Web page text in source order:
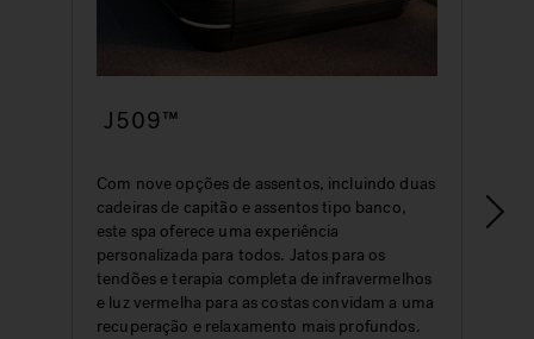
J509™
Com nove opções de assentos, incluindo duas
cadeiras de capitão e assentos tipo banco,
este spa oferece uma experiência
personalizada para todos. Jatos para os
tendões e terapia completa de infravermelhos
e luz vermelha para as costas convidam a uma
recuperação e relaxamento mais profundos.